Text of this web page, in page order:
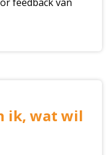
ik, wat wil